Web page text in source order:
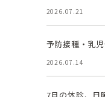
2026.07.21
予防接種・乳
2026.07.14